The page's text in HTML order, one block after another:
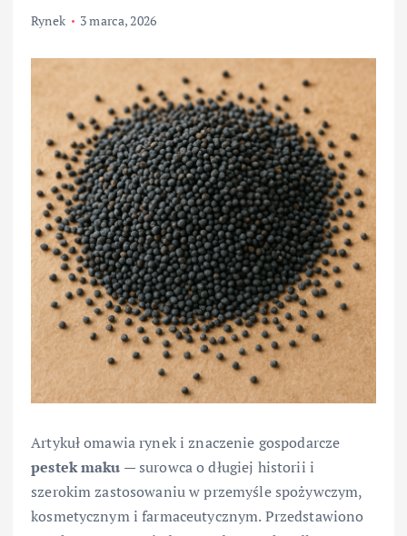
Rynek 3 marca, 2026
Artykuł omawia rynek i znaczenie gospodarcze
pestek maku — surowca o długiej historii i
szerokim zastosowaniu w przemyśle spożywczym,
kosmetycznym i farmaceutycznym. Przedstawiono